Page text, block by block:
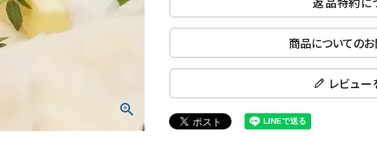
商品についての
レビュー